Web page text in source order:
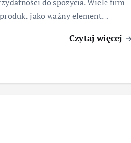
do spożycia. Wiele firm
jako ważny element…
Czytaj więcej